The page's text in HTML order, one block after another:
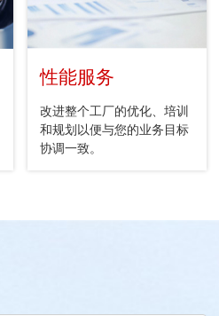
性能服务
改进整个工厂的优化、培训
和规划以便与您的业务目标
协调一致。